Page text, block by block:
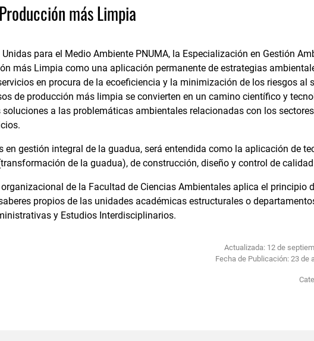
más Limpia
para el Medio Ambiente PNUMA, la Especialización en Gestión
más Limpia como una aplicación permanente de estrategias
en procura de la ecoeficiencia y la minimización de los riesgos al
de producción más limpia se convierten en un camino científico y
a las problemáticas ambientales relacionadas con los sectores
gestión integral de la guadua, será entendida como la aplicación de
de la guadua), de construcción, diseño y control de
de la Facultad de Ciencias Ambientales aplica el principio
propios de las unidades académicas estructurales o
y Estudios Interdisciplinarios.
Actualizada: 12 de
Fecha de Publicación: 23 de